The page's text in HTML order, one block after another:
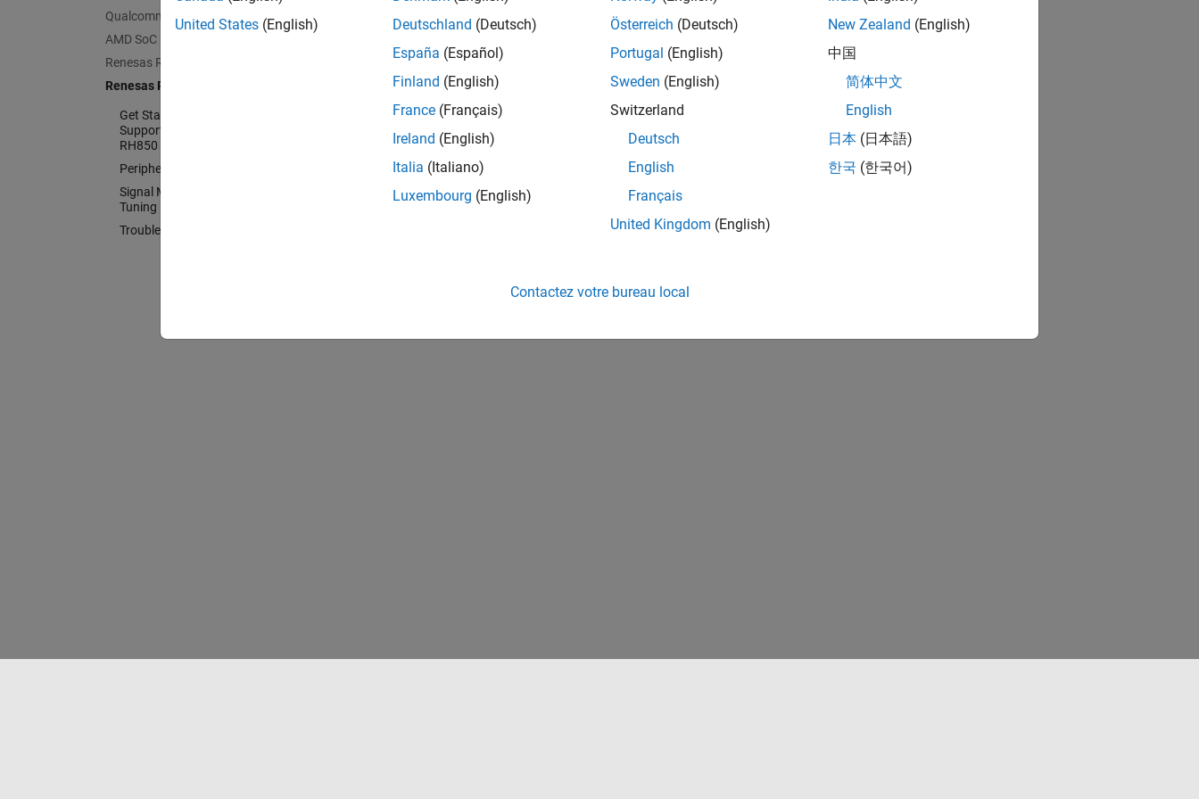
Qualcomm Hexagon Processors
AMD SoC Devices
Renesas RA Microcontrollers
Renesas RH850 Microcontrollers
Get Started with Embedded Coder
Support Package for Renesas
RH850 Microcontrollers
Peripheral Management
Signal Monitoring and Parameter
Tuning
Troubleshooting
Configure Renesas RH850 Microcontrollers using blocks and configuration parameter settings
Signal Monitoring and Parameter Tuning
Monitor signals in real time and tune parameters in external mode
Troubleshooting
Resolve unexpected issues in Embedded Coder Support Package for Renesas RH850 Microcontrollers
United States (English)
Deutschland (Deutsch)
España (Español)
Finland (English)
France (Français)
Ireland (English)
Italia (Italiano)
Luxembourg (English)
Österreich (Deutsch)
Portugal (English)
Sweden (English)
Switzerland
Deutsch
English
Français
United Kingdom (English)
New Zealand (English)
中国
简体中文
English
日本 (日本語)
한국 (한국어)
Contactez votre bureau local